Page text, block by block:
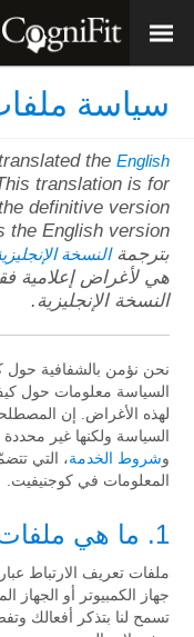
سياسة
the English
translation is for
definitive version
بترجمةالنسخة
هي لأغراض إعلامية
النسخة الإنجليزية.
نحن نؤمن بالشفافية حول
السياسة معلومات حول
لهذه الأغراض. إن
السياسة ولكنها غير
وشروط الخدمة، التي
المعلومات في كوجنيفيت.
1. ما هي ملفات تعريف الارتباط؟
ملفات تعريف الارتباط
جهاز الكمبيوتر أو
تسمح لنا بتذكر أفعالك